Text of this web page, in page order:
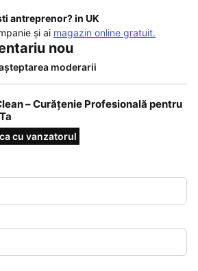
antreprenor? in UK
și ai magazin online gratuit.
nou
moderarii
– Curățenie Profesională pentru
cu vanzatorul